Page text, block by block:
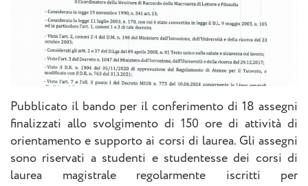
Pubblicato il bando per il conferimento di 18 assegni
finalizzati allo svolgimento di 150 ore di attività di
orientamento e supporto ai corsi di laurea. Gli assegni
sono riservati a studenti e studentesse dei corsi di
laurea magistrale regolarmente iscritti per